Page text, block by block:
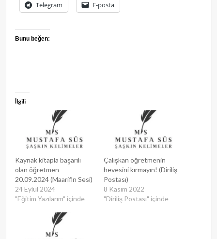
Telegram E-posta
Bunu beğen:
İlgili
Kaynak kitapla başarılı
olan öğretmen
20.09.2024 (Maarifin Sesi)
24 Eylül 2024
"Eğitim Yazılarım" içinde
Çalışkan öğretmenin
hevesini kırmayın! (Diriliş
Postası)
8 Kasım 2022
"Diriliş Postası" içinde